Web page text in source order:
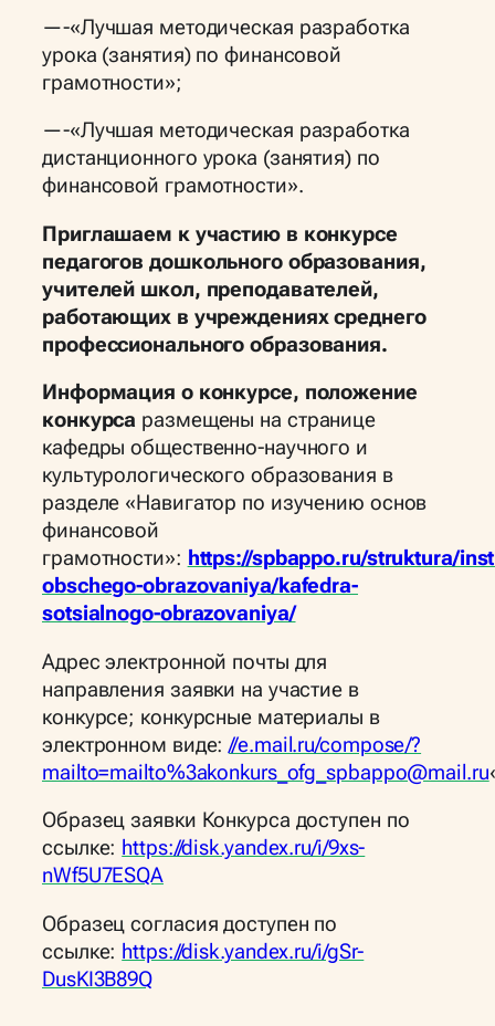
—-«Лучшая методическая разработка
урока (занятия) по финансовой
грамотности»;
—-«Лучшая методическая разработка
дистанционного урока (занятия) по
финансовой грамотности».
Приглашаем к участию в конкурсе
педагогов дошкольного образования,
учителей школ, преподавателей,
работающих в учреждениях среднего
профессионального образования.
Информация о конкурсе, положение
конкурса размещены на странице
кафедры общественно-научного и
культурологического образования в
разделе «Навигатор по изучению основ
финансовой
грамотности»: https://spbappo.ru/struktura/
obschego-obrazovaniya/kafedra-
sotsialnogo-obrazovaniya/
Адрес электронной почты для
направления заявки на участие в
конкурсе; конкурсные материалы в
электронном виде://e.mail.ru/compose/?
mailto=mailto%3akonkurs_ofg_spbappo@mail.ru
Образец заявки Конкурса доступен по
ссылке: https://disk.yandex.ru/i/9xs-
nWf5U7ESQA
Образец согласия доступен по
ссылке: https://disk.yandex.ru/i/gSr-
DusKI3B89Q